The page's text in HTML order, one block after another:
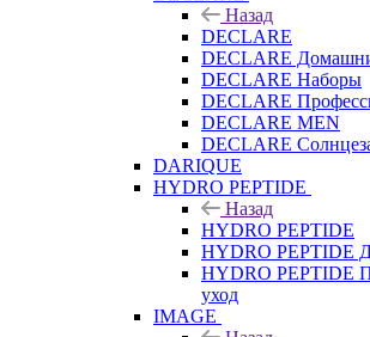
Назад
DECLARE
DECLARE
DECLARE Наборы
DECLARE
DECLARE MEN
DECLARE
DARIQUE
HYDRO PEPTIDE
Назад
HYDRO PEPTIDE
HYDRO PEPTIDE
HYDRO PEPTIDE
уход
IMAGE